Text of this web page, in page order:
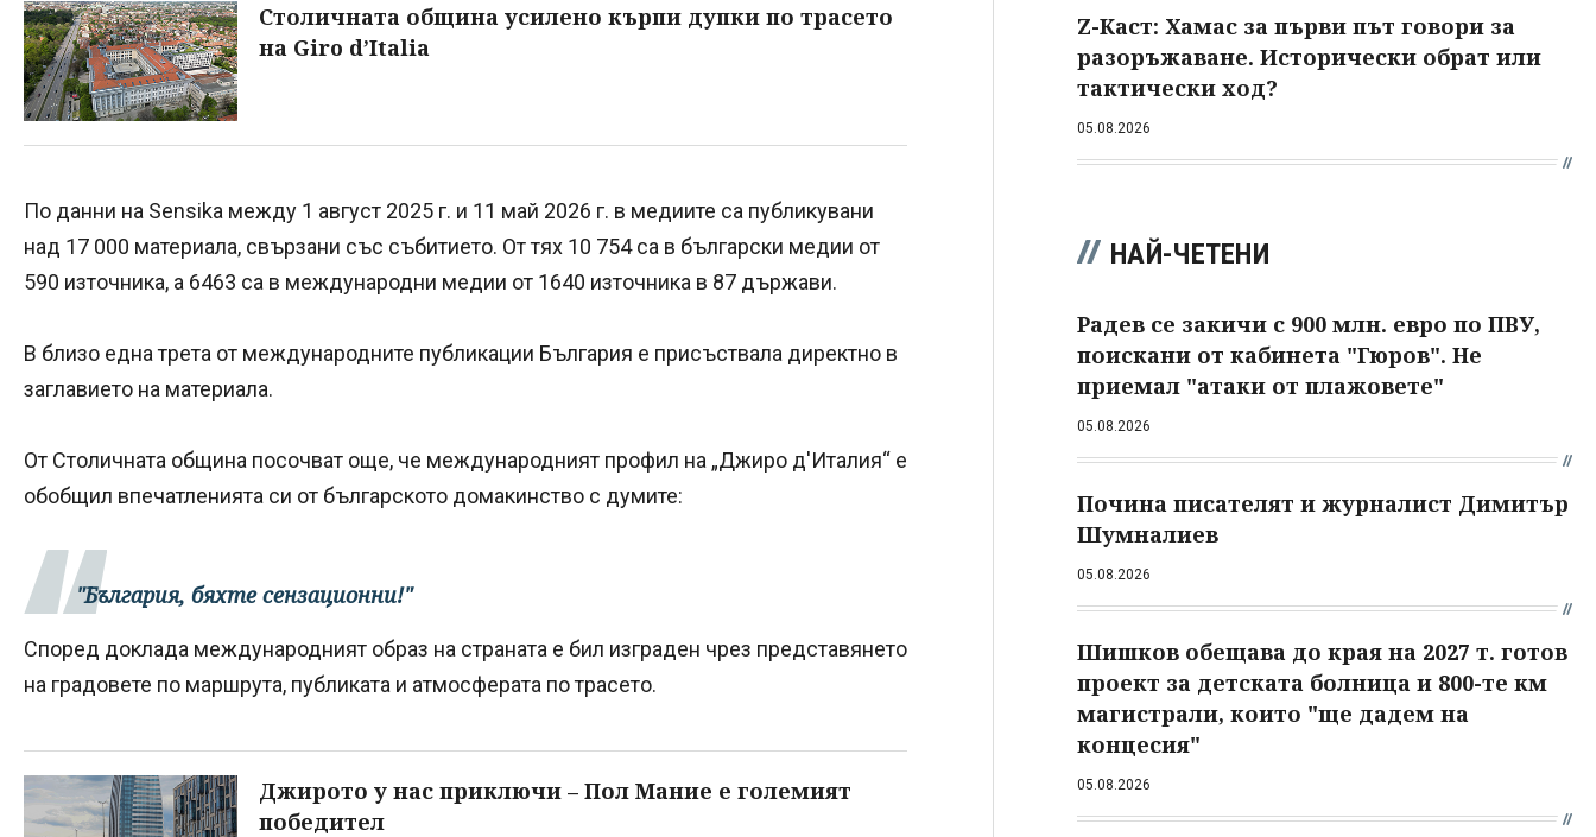
Столичната община усилено кърпи дупки по трасето
на Giro d’Italia
По данни на Sensika между 1 август 2025 г. и 11 май 2026 г. в медиите са публикувани
над 17 000 материала, свързани със събитието. От тях 10 754 са в български медии от
590 източника, а 6463 са в международни медии от 1640 източника в 87 държави.
В близо една трета от международните публикации България е присъствала директно в
заглавието на материала.
От Столичната община посочват още, че международният профил на „Джиро д'Италия“ е
обобщил впечатленията си от българското домакинство с думите:
"България, бяхте сензационни!"
Според доклада международният образ на страната е бил изграден чрез представянето
на градовете по маршрута, публиката и атмосферата по трасето.
Джирото у нас приключи – Пол Мание е големият
победител
Z-Каст: Хамас за първи път говори за
разоръжаване. Исторически обрат или
тактически ход?
05.08.2026
НАЙ-ЧЕТЕНИ
Радев се закичи с 900 млн. евро по ПВУ,
поискани от кабинета "Гюров". Не
приемал "атаки от плажовете"
05.08.2026
Почина писателят и журналист Димитър
Шумналиев
05.08.2026
Шишков обещава до края на 2027 т. готов
проект за детската болница и 800-те км
магистрали, които "ще дадем на
концесия"
05.08.2026